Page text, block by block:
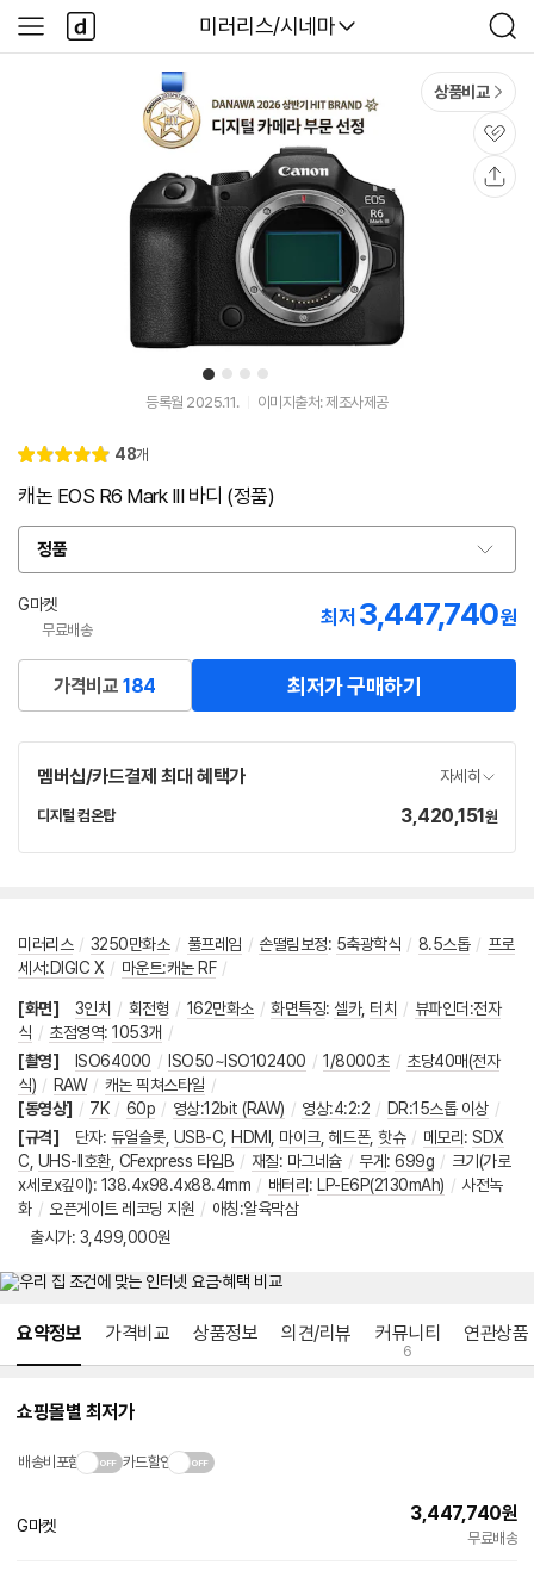
다나와
미러리스/시네마
검
색
사
이
다
나
와
1 2 3 4
튜
튜
상품비교
관
심
등록월 2025.11. 이미지출처: 제조사제공
별
점
5.
리
48개
캐논 EOS R6 Mark III 바디 (정품)
정품
옵
션
선
택
G마켓
무료배송
최저 3,447,740원
가격비교 184 최저가 구매하기
멤버십/카드결제 최대 혜택가 자세히
디지털 컴온탑네
가
3,420,151원
미러리스 / 3250만화소 / 풀프레임 / 손떨림보정: 5축광학식 / 8.5스톱 / 프로
세서:DIGIC X / 마운트:캐논 RF /
[화면] 3인치 / 회전형 / 162만화소 / 화면특징: 셀카, 터치 / 뷰파인더:전자
식 / 초점영역: 1053개 /
[촬영]
ISO64000 / ISO50~ISO102400 / 1/8000초 / 초당40매(전자
식) / RAW / 캐논 픽쳐스타일 /
[동영상] / 7K / 60p / 영상:12bit (RAW) / 영상:4:2:2 / DR:15스톱 이상 /
[규격]
단자: 듀얼슬롯, USB-C HDMI 마이크, 헤드폰, 핫슈 / 메모리: SDX
C UHS-II호환, CFexpress 타입B / 재질: 마그네슘 / 무게 : 699g / 크기(가로
x세로x깊이): 138.4x98.4x88.4mm / 배터리: LP-E6P(2130mAh) / 사전녹
화 / 오픈게이트 레코딩 지원 / 애칭:알육막삼
출시가
출시가: 3,499,000원
요약정보 가격비교 상품정보 의견/리뷰 커뮤니티
6
연관상품
쇼핑몰별 최저가
배송비포함 카드할인
G마켓
3,447,740원
무료배송